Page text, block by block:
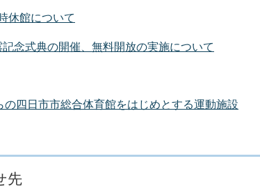
休館について
念式典の開催、無料開放の実施について
四日市市総合体育館をはじめとする運動施設
先